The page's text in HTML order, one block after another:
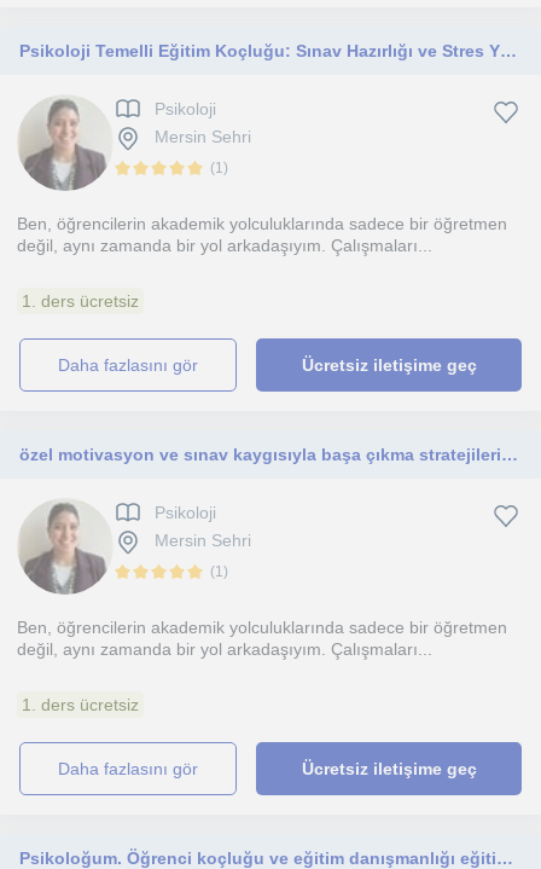
Psikoloji Temelli Eğitim Koçluğu: Sınav Hazırlığı ve Stres Yönetimi
Psikoloji
Mersin Sehri
(1)
Ben, öğrencilerin akademik yolculuklarında sadece bir öğretmen
değil, aynı zamanda bir yol arkadaşıyım. Çalışmaları...
1. ders ücretsiz
daha fazlasını gör Ücretsiz iletişime geç
özel motivasyon ve sınav kaygısıyla başa çıkma stratejileri sunan, psikoloji mezunu ve pedagojik formasyon sahibi biriyim.
Psikoloji
Mersin Sehri
(1)
Ben, öğrencilerin akademik yolculuklarında sadece bir öğretmen
değil, aynı zamanda bir yol arkadaşıyım. Çalışmaları...
1. ders ücretsiz
daha fazlasını gör Ücretsiz iletişime geç
Psikoloğum. Öğrenci koçluğu ve eğitim danışmanlığı eğitimi aldım.